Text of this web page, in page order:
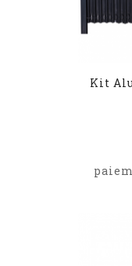
Kit